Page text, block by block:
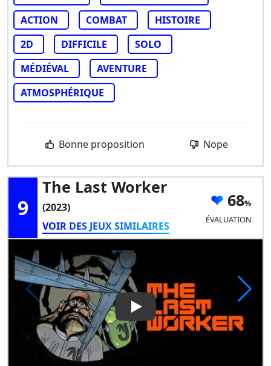
ACTION
COMBAT
HISTOIRE
2D
DIFFICILE
SOLO
MÉDIÉVAL
AVENTURE
ATMOSPHÉRIQUE
Bonne proposition Nope
9
The Last Worker
(2023)
VOIR DES JEUX SIMILAIRES
68
ÉVALUATION
Play Video: The Last Worker